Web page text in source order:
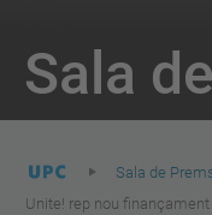
de
Sala
here:
Sala de
Unite! rep nou